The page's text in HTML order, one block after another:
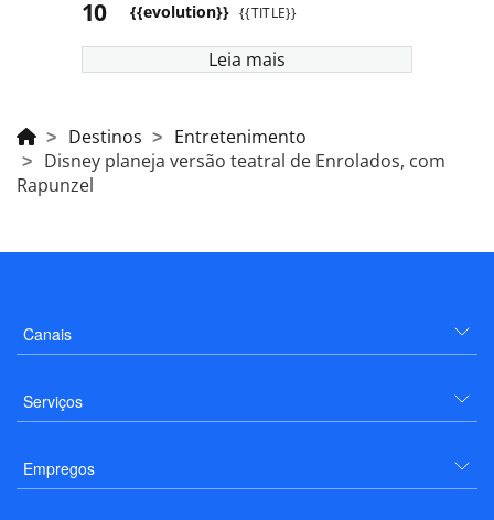
{{evolution}} {{TITLE}}
Leia mais
Destinos
Entretenimento
Disney planeja versão teatral de Enrolados, com
Rapunzel
Canais
Serviços
Empregos